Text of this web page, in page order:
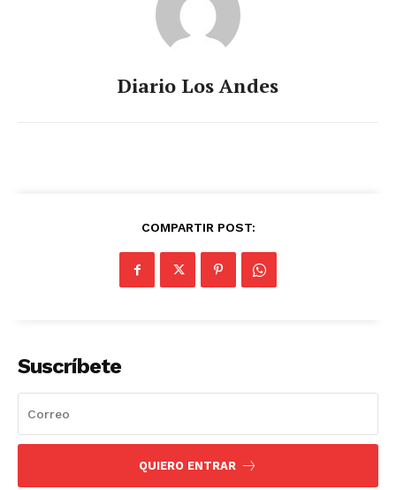
Diario Los Andes
COMPARTIR POST:
Suscríbete
QUIERO ENTRAR